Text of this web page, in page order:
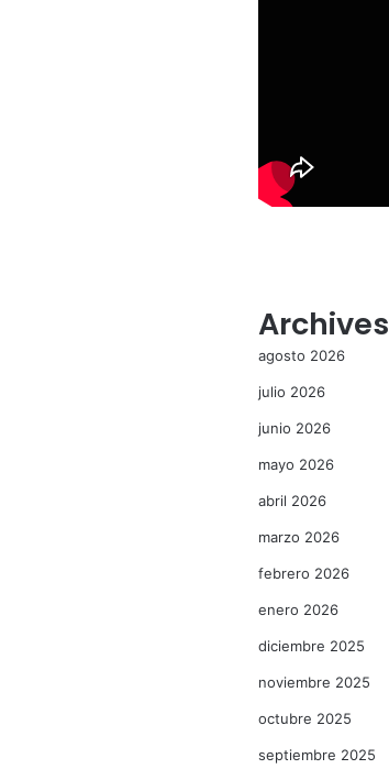
Archives
agosto 2026
julio 2026
junio 2026
mayo 2026
abril 2026
marzo 2026
febrero 2026
enero 2026
diciembre 2025
noviembre 2025
octubre 2025
septiembre 2025